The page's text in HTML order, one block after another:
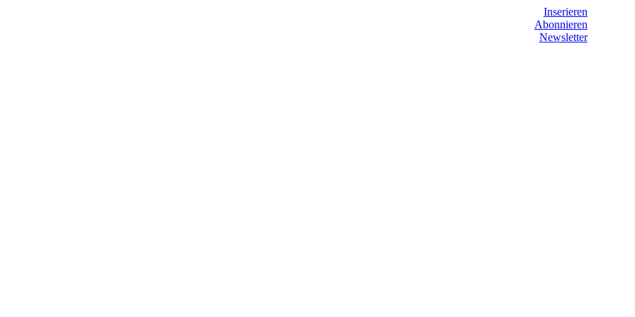
Inserieren
Abonnieren
Newsletter